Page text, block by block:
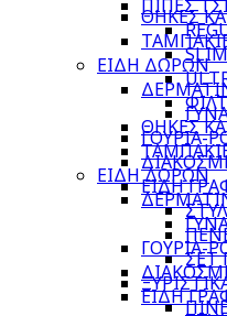
ΘΗΚΕΣ
ΕΙΔΗ ΔΩΡΩΝ
ΓΟΥΡΙΑ-
ΕΙΔΗ
ΣΕΤ
ΠΙΠΕΣ
SLIM
ΘΗΚΕΣ
ΕΙΔΗ ΔΩΡΩΝ
ΓΟΥΡΙΑ-
ΕΙΔΗ